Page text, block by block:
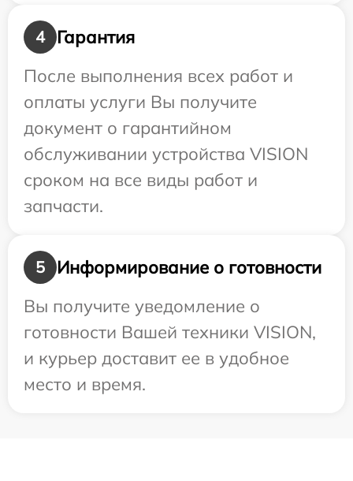
4
Гарантия
После выполнения всех работ и
оплаты услуги Вы получите
документ о гарантийном
обслуживании устройства VISION
сроком на все виды работ и
запчасти.
5
Информирование о готовности
Вы получите уведомление о
готовности Вашей техники VISION,
и курьер доставит ее в удобное
место и время.